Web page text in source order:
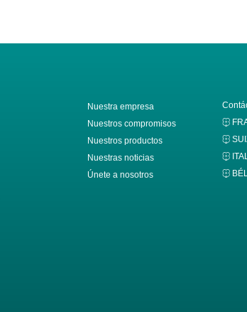
Nuestra empresa
Nuestros compromisos
Nuestros productos
Nuestras noticias
Únete a nosotros